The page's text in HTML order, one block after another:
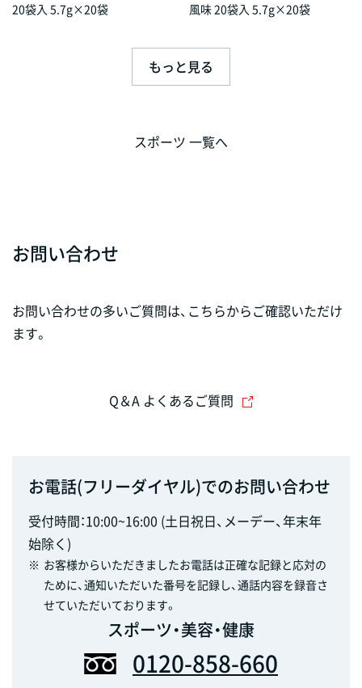
20袋入 5.7g×20袋
風味 20袋入 5.7g×20袋
もっと見る
スポーツ 一覧へ
お問い合わせ
お問い合わせの多いご質問は、こちらからご確認いただけ
ます。
Q＆A よくあるご質問
お電話(フリーダイヤル)でのお問い合わせ
受付時間：10:00~16:00 (土日祝日、メーデー、年末年
始除く)
※ お客様からいただきましたお電話は正確な記録と応対の
ために、通知いただいた番号を記録し、通話内容を録音さ
せていただいております。
スポーツ・美容・健康
0120-858-660